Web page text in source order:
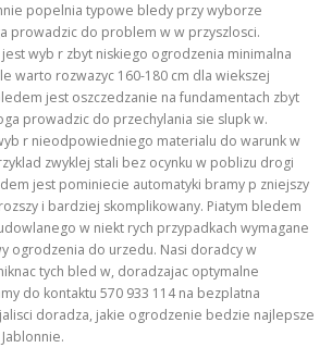
popelnia typowe bledy przy wyborze
prowadzic do problem w w przyszlosci.
wyb r zbyt niskiego ogrodzenia minimalna
warto rozwazyc 160-180 cm dla wiekszej
jest oszczedzanie na fundamentach zbyt
prowadzic do przechylania sie slupk w.
r nieodpowiedniego materialu do warunk w
zwyklej stali bez ocynku w poblizu drogi
jest pominiecie automatyki bramy p zniejszy
i bardziej skomplikowany. Piatym bledem
w niekt rych przypadkach wymagane
ogrodzenia do urzedu. Nasi doradcy w
tych bled w, doradzajac optymalne
do kontaktu 570 933 114 na bezplatna
doradza, jakie ogrodzenie bedzie najlepsze